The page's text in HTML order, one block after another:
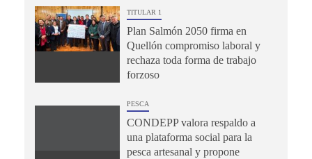
TITULAR 1
Plan Salmón 2050 firma en
Quellón compromiso laboral y
rechaza toda forma de trabajo
forzoso
PESCA
CONDEPP valora respaldo a
una plataforma social para la
pesca artesanal y propone